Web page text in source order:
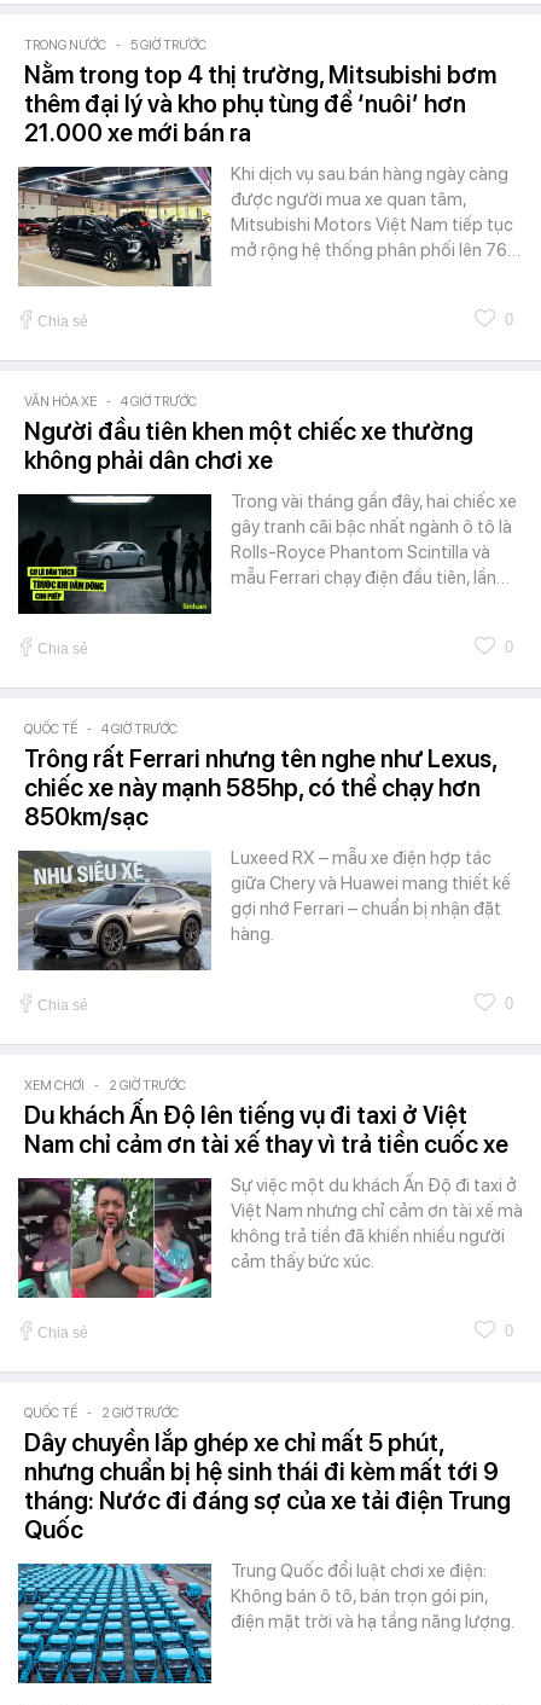
TRONG NƯỚC - 5 GIỜ TRƯỚC
Nằm trong top 4 thị trường, Mitsubishi bơm
thêm đại lý và kho phụ tùng để ‘nuôi’ hơn
21.000 xe mới bán ra
Khi dịch vụ sau bán hàng ngày càng
được người mua xe quan tâm,
Mitsubishi Motors Việt Nam tiếp tục
mở rộng hệ thống phân phối lên 76…
Chia sẻ 0
VĂN HÓA XE - 4 GIỜ TRƯỚC
Người đầu tiên khen một chiếc xe thường
không phải dân chơi xe
Trong vài tháng gần đây, hai chiếc xe
gây tranh cãi bậc nhất ngành ô tô là
Rolls-Royce Phantom Scintilla và
mẫu Ferrari chạy điện đầu tiên, lần…
Chia sẻ 0
QUỐC TẾ - 4 GIỜ TRƯỚC
Trông rất Ferrari nhưng tên nghe như Lexus,
chiếc xe này mạnh 585hp, có thể chạy hơn
850km/sạc
Luxeed RX – mẫu xe điện hợp tác
giữa Chery và Huawei mang thiết kế
gợi nhớ Ferrari – chuẩn bị nhận đặt
hàng.
Chia sẻ 0
XEM CHƠI - 2 GIỜ TRƯỚC
Du khách Ấn Độ lên tiếng vụ đi taxi ở Việt
Nam chỉ cảm ơn tài xế thay vì trả tiền cuốc xe
Sự việc một du khách Ấn Độ đi taxi ở
Việt Nam nhưng chỉ cảm ơn tài xế mà
không trả tiền đã khiến nhiều người
cảm thấy bức xúc.
Chia sẻ 0
QUỐC TẾ - 2 GIỜ TRƯỚC
Dây chuyền lắp ghép xe chỉ mất 5 phút,
nhưng chuẩn bị hệ sinh thái đi kèm mất tới 9
tháng: Nước đi đáng sợ của xe tải điện Trung
Quốc
Trung Quốc đổi luật chơi xe điện:
Không bán ô tô, bán trọn gói pin,
điện mặt trời và hạ tầng năng lượng.